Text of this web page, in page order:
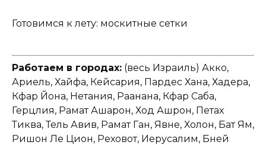
Готовимся к лету: москитные сетки
Работаем в городах: (весь Израиль) Акко,
Ариель, Хайфа, Кейсария, Пардес Хана, Хадера,
Кфар Йона, Нетания, Раанана, Кфар Саба,
Герцлия, Рамат Ашарон, Ход Ашрон, Петах
Тиква, Тель Авив, Рамат Ган, Явне, Холон, Бат Ям,
Ришон Ле Цион, Реховот, Иерусалим, Бней